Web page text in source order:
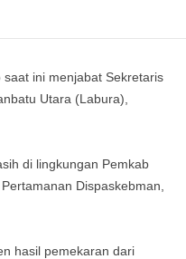
saat ini menjabat Sekretaris
Utara (Labura),
di lingkungan Pemkab
Dispaskebman,
hasil pemekaran dari